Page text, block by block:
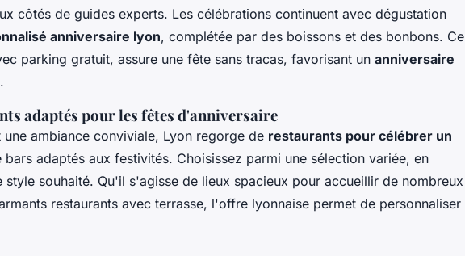
côtés de guides experts. Les célébrations continuent avec dégustation
anniversaire lyon, complétée par des boissons et des bonbons. Ce
parking gratuit, assure une fête sans tracas, favorisant un anniversaire
.
adaptés pour les fêtes d'anniversaire
une ambiance conviviale, Lyon regorge de restaurants pour célébrer un
bars adaptés aux festivités. Choisissez parmi une sélection variée, en
style souhaité. Qu'il s'agisse de lieux spacieux pour accueillir de nombreux
restaurants avec terrasse, l'offre lyonnaise permet de personnaliser